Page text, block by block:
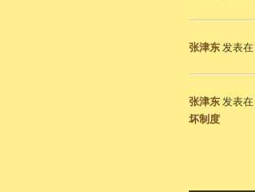
张津东发表在
张津东发表在
坏制度